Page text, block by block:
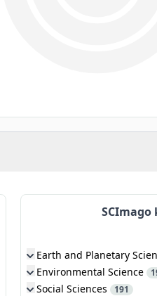
Earth and Planetary
Environmental Science
Social Sciences 191